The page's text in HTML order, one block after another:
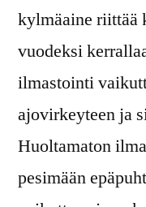
kylmäaine riittää
vuodeksi
ilmastointi
ajovirkeyteen ja
Huoltamaton
pesimään